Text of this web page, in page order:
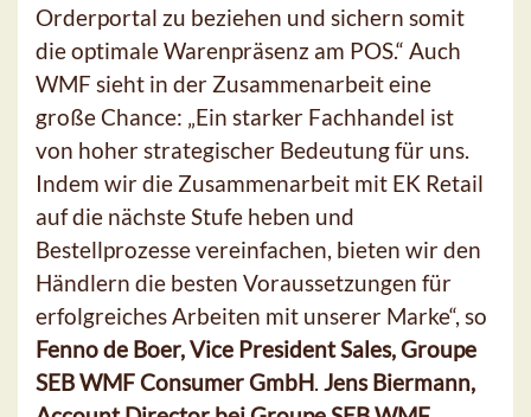
Orderportal zu beziehen und sichern somit
die optimale Warenpräsenz am POS.“ Auch
WMF sieht in der Zusammenarbeit eine
große Chance: „Ein starker Fachhandel ist
von hoher strategischer Bedeutung für uns.
Indem wir die Zusammenarbeit mit EK Retail
auf die nächste Stufe heben und
Bestellprozesse vereinfachen, bieten wir den
Händlern die besten Voraussetzungen für
erfolgreiches Arbeiten mit unserer Marke“, so
Fenno de Boer, Vice President Sales, Groupe
SEB WMF Consumer GmbH. Jens Biermann,